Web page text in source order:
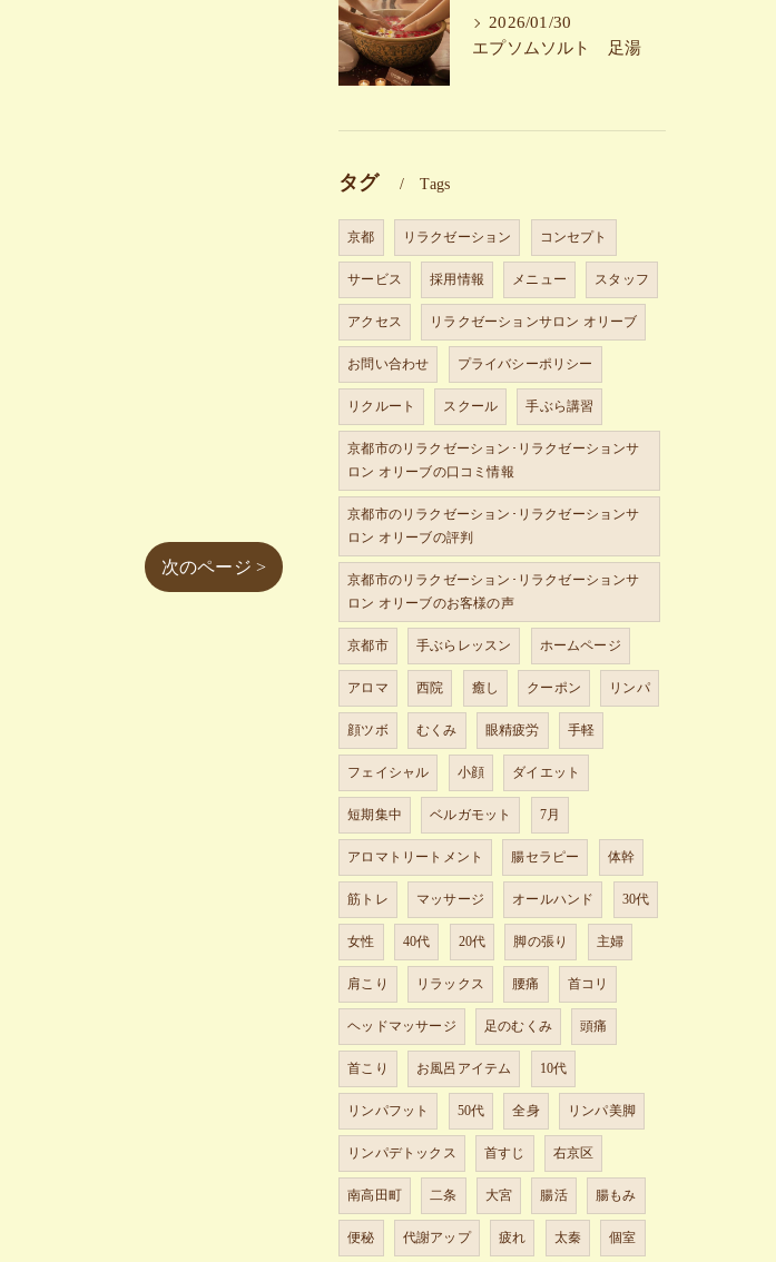
次のページ >
2026/01/30
エプソムソルト 足湯
タグ Tags
京都 リラクゼーション コンセプト
サービス 採用情報 メニュー スタッフ
アクセス リラクゼーションサロン オリーブ
お問い合わせ プライバシーポリシー
リクルート スクール 手ぶら講習
京都市のリラクゼーション･リラクゼーションサ
ロン オリーブの口コミ情報
京都市のリラクゼーション･リラクゼーションサ
ロン オリーブの評判
京都市のリラクゼーション･リラクゼーションサ
ロン オリーブのお客様の声
京都市 手ぶらレッスン ホームページ
アロマ 西院 癒し クーポン リンパ
顔ツボ むくみ 眼精疲労 手軽
フェイシャル 小顔 ダイエット
短期集中 ベルガモット 7月
アロマトリートメント 腸セラピー 体幹
筋トレ マッサージ オールハンド 30代
女性 40代 20代 脚の張り 主婦
肩こり リラックス 腰痛 首コリ
ヘッドマッサージ 足のむくみ 頭痛
首こり お風呂アイテム 10代
リンパフット 50代 全身 リンパ美脚
リンパデトックス 首すじ 右京区
南高田町 二条 大宮 腸活 腸もみ
便秘 代謝アップ 疲れ 太秦 個室